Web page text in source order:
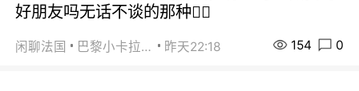
好朋友吗无话不谈的那种😮‍💨
闲聊法国 巴黎小卡拉咪 昨天22:18 154 0